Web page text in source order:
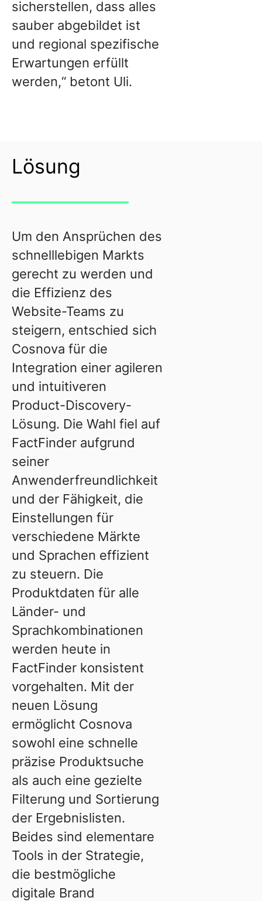
sicherstellen, dass alles
sauber abgebildet ist
und regional spezifische
Erwartungen erfüllt
werden,“ betont Uli.
Lösung
Um den Ansprüchen des
schnelllebigen Markts
gerecht zu werden und
die Effizienz des
Website-Teams zu
steigern, entschied sich
Cosnova für die
Integration einer agileren
und intuitiveren
Product-Discovery-
Lösung. Die Wahl fiel auf
FactFinder aufgrund
seiner
Anwenderfreundlichkeit
und der Fähigkeit, die
Einstellungen für
verschiedene Märkte
und Sprachen effizient
zu steuern. Die
Produktdaten für alle
Länder- und
Sprachkombinationen
werden heute in
FactFinder konsistent
vorgehalten. Mit der
neuen Lösung
ermöglicht Cosnova
sowohl eine schnelle
präzise Produktsuche
als auch eine gezielte
Filterung und Sortierung
der Ergebnislisten.
Beides sind elementare
Tools in der Strategie,
die bestmögliche
digitale Brand